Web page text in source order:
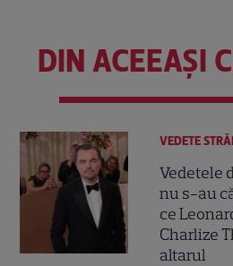
DIN ACEEAȘI
VEDETE
Vedetele
nu s-au
ce
Charlize
altarul